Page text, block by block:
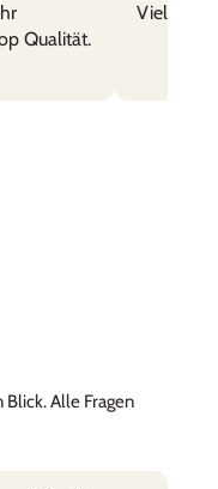
Qualität.
Vielen
Alle Fragen